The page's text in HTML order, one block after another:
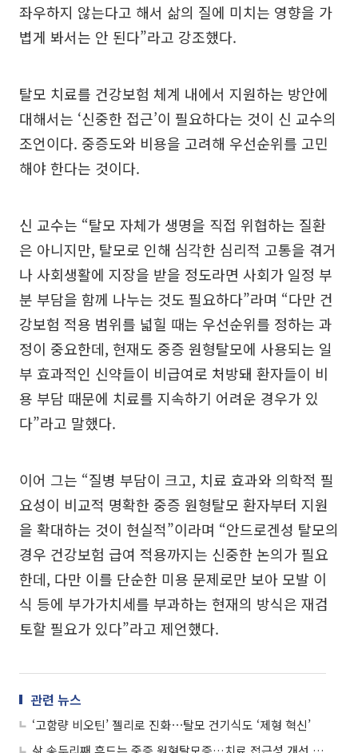
좌우하지 않는다고 해서 삶의 질에 미치는 영향을 가
볍게 봐서는 안 된다”라고 강조했다.
탈모 치료를 건강보험 체계 내에서 지원하는 방안에
대해서는 ‘신중한 접근’이 필요하다는 것이 신 교수의
조언이다. 중증도와 비용을 고려해 우선순위를 고민
해야 한다는 것이다.
신 교수는 “탈모 자체가 생명을 직접 위협하는 질환
은 아니지만, 탈모로 인해 심각한 심리적 고통을 겪거
나 사회생활에 지장을 받을 정도라면 사회가 일정 부
분 부담을 함께 나누는 것도 필요하다”라며 “다만 건
강보험 적용 범위를 넓힐 때는 우선순위를 정하는 과
정이 중요한데, 현재도 중증 원형탈모에 사용되는 일
부 효과적인 신약들이 비급여로 처방돼 환자들이 비
용 부담 때문에 치료를 지속하기 어려운 경우가 있
다”라고 말했다.
이어 그는 “질병 부담이 크고, 치료 효과와 의학적 필
요성이 비교적 명확한 중증 원형탈모 환자부터 지원
을 확대하는 것이 현실적”이라며 “안드로겐성 탈모의
경우 건강보험 급여 적용까지는 신중한 논의가 필요
한데, 다만 이를 단순한 미용 문제로만 보아 모발 이
식 등에 부가가치세를 부과하는 현재의 방식은 재검
토할 필요가 있다”라고 제언했다.
관련 뉴스
‘고함량 비오틴’ 젤리로 진화⋯탈모 건기식도 ‘제형 혁신’